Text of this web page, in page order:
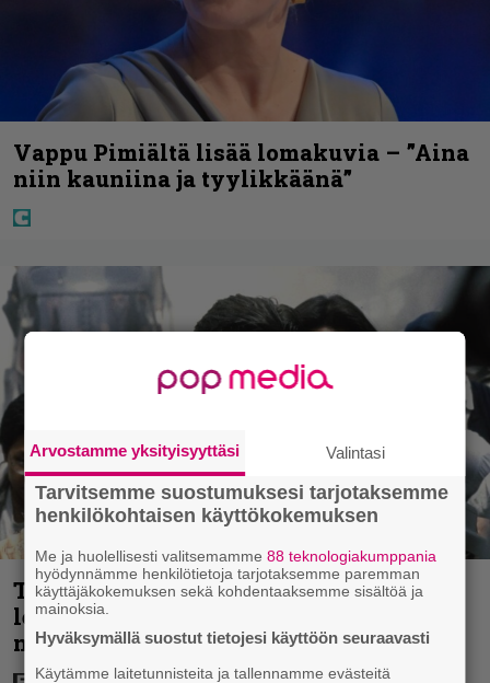
Vappu Pimiältä lisää lomakuvia – ”Aina
niin kauniina ja tyylikkäänä”
Tänään tv:ssä: Vuoden 1997 Bond-
leffassa nähdään hämmenttävän
nykyaikainen kännykkä
Arvostamme yksityisyyttäsi Valintasi
Tarvitsemme suostumuksesi tarjotaksemme
henkilökohtaisen käyttökokemuksen
Me ja huolellisesti valitsemamme88 teknologiakumppania
hyödynnämme henkilötietoja tarjotaksemme paremman
käyttäjäkokemuksen sekä kohdentaaksemme sisältöä ja
mainoksia.
Hyväksymällä suostut tietojesi käyttöön seuraavasti
Käytämme laitetunnisteita ja tallennamme evästeitä